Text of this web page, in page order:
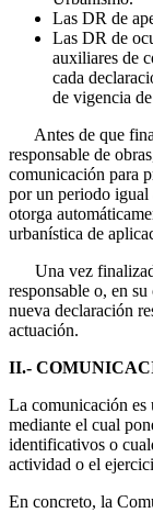
Las DR de
Las DR de
auxiliares de
cada
de vigencia
Antes de que
responsable de
comunicación para
por un periodo igual
otorga
urbanística de
Una vez
responsable o, en
nueva declaración
actuación.
II.-
La comunicación es
mediante el cual
identificativos o
actividad o el
En concreto, la